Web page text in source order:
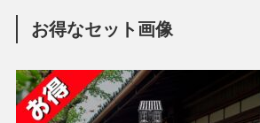
お得なセット画像